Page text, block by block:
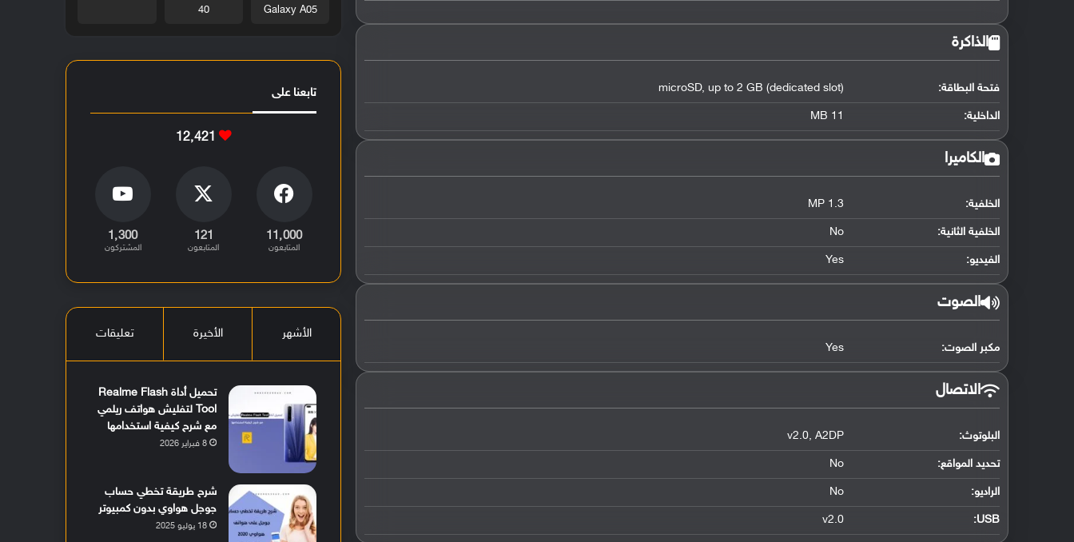
الذاكرة
فتحة البطاقة: microSD, up to 2 GB (dedicated slot)
الداخلية: 11 MB
الكاميرا
الخلفية: 1.3 MP
الخلفية الثانية: No
الفيديو: Yes
الصوت
مكبر الصوت: Yes
الاتصال
البلوتوث:
v2.0, A2DP
تحديد المواقع:
No
الراديو: No
USB
:
v2.0
Galaxy A05
40
تابعنا على
12٬421
11٬000
المتابعون
121
المتابعون
1٬300
المشتركون
الأشهر الأخيرة تعليقات
تحميل أداة Realme Flash
Tool لتفليش هواتف ريلمي
مع شرح كيفية استخدامها
8 فبراير 2026
شرح طريقة تخطي حساب
جوجل هواوي بدون كمبيوتر
18 يوليو 2025